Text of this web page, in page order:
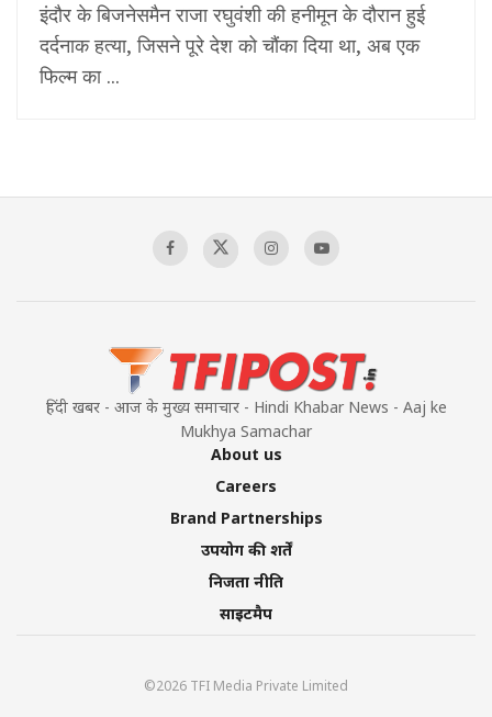
इंदौर के बिजनेसमैन राजा रघुवंशी की हनीमून के दौरान हुई
दर्दनाक हत्या, जिसने पूरे देश को चौंका दिया था, अब एक
फिल्म का ...
हिंदी खबर - आज के मुख्य समाचार - Hindi Khabar News - Aaj ke
Mukhya Samachar
About us
Careers
Brand Partnerships
उपयोग की शर्तें
निजता नीति
साइटमैप
©2026 TFI Media Private Limited